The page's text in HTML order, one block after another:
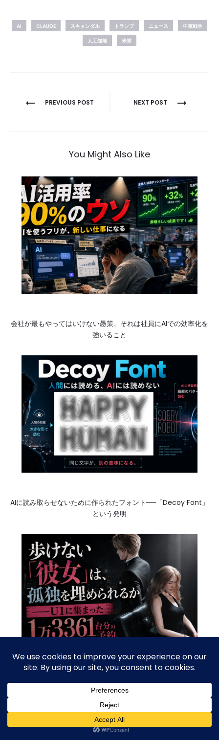
AI CLAUDE スキャンダル トランプ ニュース
中東戦争
人工知能
米軍
ゲ
ー
シ
ョ
ン
PREVIOUS POST NEXT POST
You Might Also Like
会社が最もやってはいけない愚策、それは社員にAIでの効率化を
強いること
AIに読み取らせないために作られたフォント──「Decoy Font」
という発明
歩けない「彼女」は、孤独を埋められるか？「U1に集まった1万
3361台分の予約」